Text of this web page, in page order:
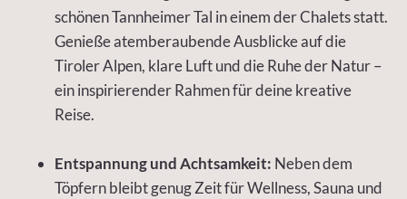
schönen Tannheimer Tal in einem der Chalets statt.
Genieße atemberaubende Ausblicke auf die
Tiroler Alpen, klare Luft und die Ruhe der Natur –
ein inspirierender Rahmen für deine kreative
Reise.
Entspannung und Achtsamkeit: Neben dem
Töpfern bleibt genug Zeit für Wellness, Sauna und